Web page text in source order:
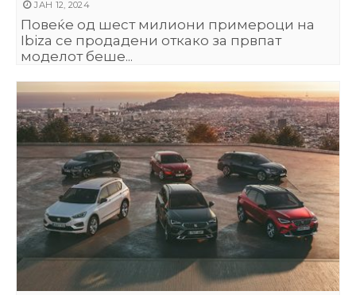
ЈАН 12, 2024
Повеќе од шест милиони примероци на
Ibiza се продадени откако за првпат
моделот беше...